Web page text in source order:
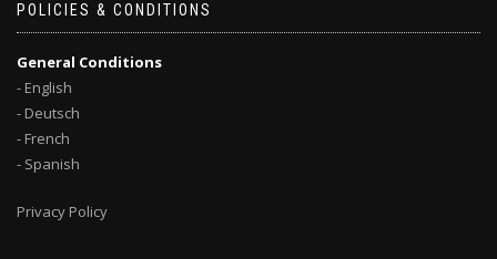
POLICIES & CONDITIONS
General Conditions
- English
- Deutsch
- French
- Spanish
Privacy Policy